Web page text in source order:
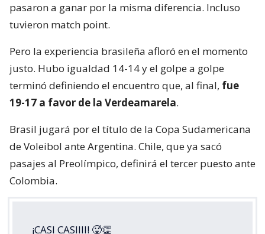
pasaron a ganar por la misma diferencia. Incluso
tuvieron match point.
Pero la experiencia brasileña afloró en el momento
justo. Hubo igualdad 14-14 y el golpe a golpe
terminó definiendo el encuentro que, al final, fue
19-17 a favor de la Verdeamarela.
Brasil jugará por el título de la Copa Sudamericana
de Voleibol ante Argentina. Chile, que ya sacó
pasajes al Preolímpico, definirá el tercer puesto ante
Colombia.
¡CASI CASIIII! 🥵👏